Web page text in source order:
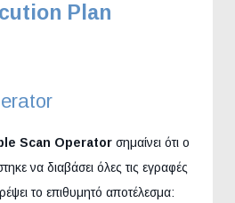
Plan
Scan Operator σημαίνει ότι ο
να διαβάσει όλες τις εγραφές
το επιθυμητό αποτέλεσμα: